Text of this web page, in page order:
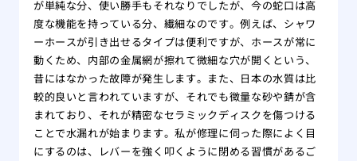
が単純な分、使い勝手もそれなりでしたが、今の蛇口は高
度な機能を持っている分、繊細なのです。例えば、シャワ
ーホースが引き出せるタイプは便利ですが、ホースが常に
動くため、内部の金属網が擦れて微細な穴が開くという、
昔にはなかった故障が発生します。また、日本の水質は比
較的良いと言われていますが、それでも微量な砂や錆が含
まれており、それが精密なセラミックディスクを傷つける
ことで水漏れが始まります。私が修理に伺った際によく目
にするのは、レバーを強く叩くように閉める習慣があるご